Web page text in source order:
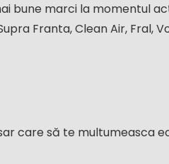
bune marci la momentul
Franta, Clean Air, Fral,
care să te multumeasca